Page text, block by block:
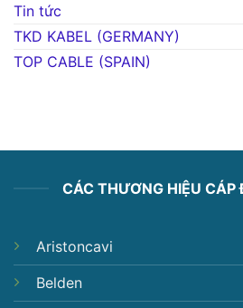
Tin tức
TKD KABEL (GERMANY)
TOP CABLE (SPAIN)
CÁC THƯƠNG HIỆU CÁP
Aristoncavi
Belden